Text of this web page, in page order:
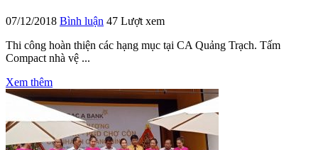
07/12/2018 Bình luận 47 Lượt xem
Thi công hoàn thiện các hạng mục tại CA Quảng Trạch. Tấm
Compact nhà vệ ...
Xem thêm